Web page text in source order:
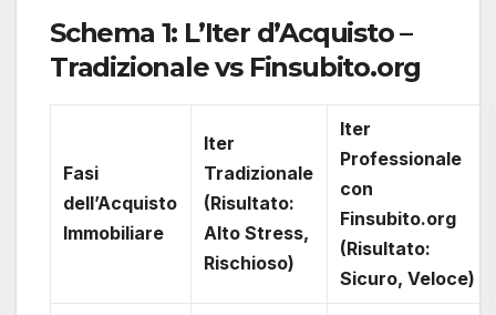
Schema 1: L’Iter d’Acquisto –
Tradizionale vs Finsubito.org
Fasi
dell’Acquisto
Immobiliare
Iter
Tradizionale
(Risultato:
Alto Stress,
Rischioso)
Iter
Professionale
con
Finsubito.org
(Risultato:
Sicuro, Veloce)